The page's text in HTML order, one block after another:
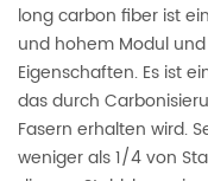
long carbon fiber ist
und hohem Modul
Eigenschaften. Es ist
das durch
Fasern erhalten wird.
weniger als 1/4 von